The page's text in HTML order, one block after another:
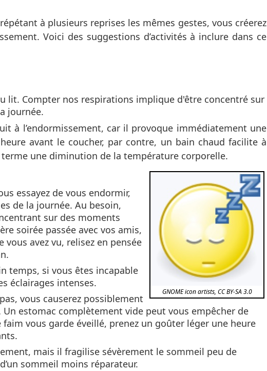
à plusieurs reprises les mêmes gestes, vous créerez
Voici des suggestions d’activités à inclure dans ce
lit. Compter nos respirations implique d'être concentré sur
journée.
à l’endormissement, car il provoque immédiatement une
avant le coucher, par contre, un bain chaud facilite à
une diminution de la température corporelle.
GNOME icon artists, CC BY-SA 3.0
essayez de vous endormir,
de la journée. Au besoin,
sur des moments
soirée passée avec vos amis,
avez vu, relisez en pensée
temps, si vous êtes incapable
éclairages intenses.
vous causerez possiblement
estomac complètement vide peut vous empêcher de
vous garde éveillé, prenez un goûter léger une heure
mais il fragilise sévèrement le sommeil peu de
sommeil moins réparateur.